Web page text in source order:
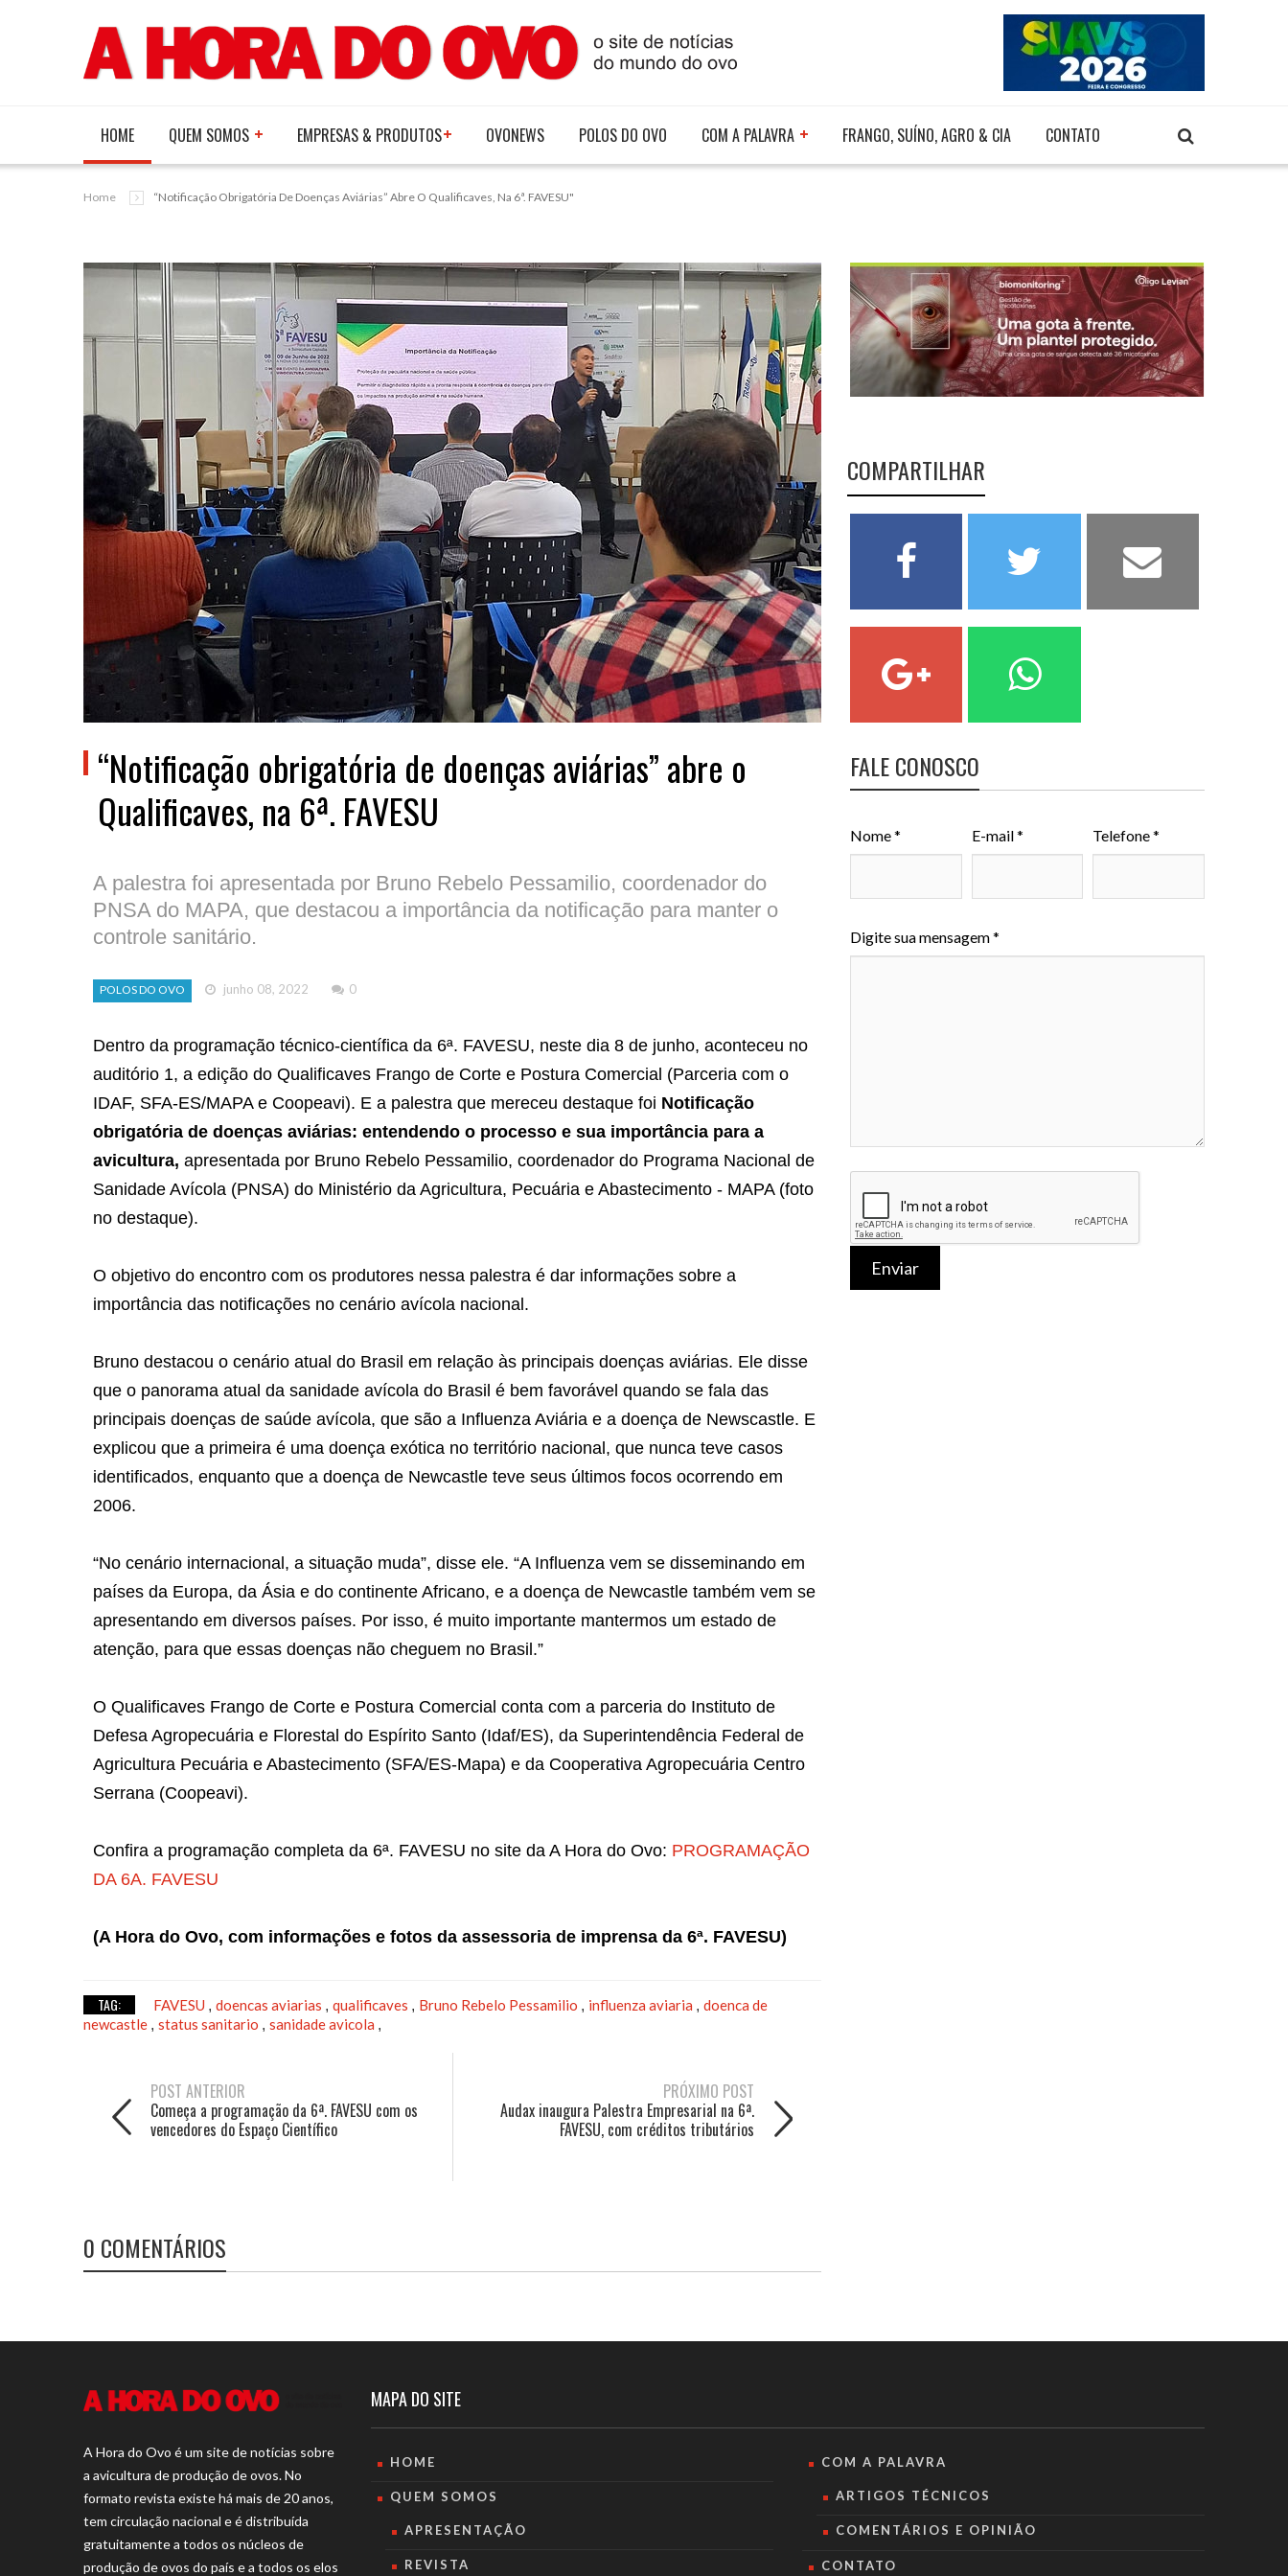
HOME QUEM SOMOS EMPRESAS & PRODUTOS OVONEWS POLOS DO OVO COM A PALAVRA FRANGO, SUÍNO, AGRO & CIA CONTATO
Home “Notificação Obrigatória De Doenças Aviárias” Abre O Qualificaves, Na 6ª. FAVESU"
“Notificação obrigatória de doenças aviárias” abre o
Qualificaves, na 6ª. FAVESU
A palestra foi apresentada por Bruno Rebelo Pessamilio, coordenador do
PNSA do MAPA, que destacou a importância da notificação para manter o
controle sanitário.
POLOS DO OVO junho 08, 2022 0
Dentro da programação técnico-científica da 6ª. FAVESU, neste dia 8 de junho, aconteceu no
auditório 1, a edição do Qualificaves Frango de Corte e Postura Comercial (Parceria com o
IDAF, SFA-ES/MAPA e Coopeavi). E a palestra que mereceu destaque foi Notificação
obrigatória de doenças aviárias: entendendo o processo e sua importância para a
avicultura, apresentada por Bruno Rebelo Pessamilio, coordenador do Programa Nacional de
Sanidade Avícola (PNSA) do Ministério da Agricultura, Pecuária e Abastecimento - MAPA (foto
no destaque).
O objetivo do encontro com os produtores nessa palestra é dar informações sobre a
importância das notificações no cenário avícola nacional.
Bruno destacou o cenário atual do Brasil em relação às principais doenças aviárias. Ele disse
que o panorama atual da sanidade avícola do Brasil é bem favorável quando se fala das
principais doenças de saúde avícola, que são a Influenza Aviária e a doença de Newscastle. E
explicou que a primeira é uma doença exótica no território nacional, que nunca teve casos
identificados, enquanto que a doença de Newcastle teve seus últimos focos ocorrendo em
2006.
“No cenário internacional, a situação muda”, disse ele. “A Influenza vem se disseminando em
países da Europa, da Ásia e do continente Africano, e a doença de Newcastle também vem se
apresentando em diversos países. Por isso, é muito importante mantermos um estado de
atenção, para que essas doenças não cheguem no Brasil.”
O Qualificaves Frango de Corte e Postura Comercial conta com a parceria do Instituto de
Defesa Agropecuária e Florestal do Espírito Santo (Idaf/ES), da Superintendência Federal de
Agricultura Pecuária e Abastecimento (SFA/ES-Mapa) e da Cooperativa Agropecuária Centro
Serrana (Coopeavi).
Confira a programação completa da 6ª. FAVESU no site da A Hora do Ovo: PROGRAMAÇÃO
DA 6A. FAVESU
(A Hora do Ovo, com informações e fotos da assessoria de imprensa da 6ª. FAVESU)
TAG: FAVESU , doencas aviarias , qualificaves , Bruno Rebelo Pessamilio , influenza aviaria , doenca de
newcastle , status sanitario , sanidade avicola ,
POST ANTERIOR
Começa a programação da 6ª. FAVESU com os
vencedores do Espaço Científico
PRÓXIMO POST
Audax inaugura Palestra Empresarial na 6ª.
FAVESU, com créditos tributários
0 COMENTÁRIOS
COMPARTILHAR
FALE CONOSCO
Nome * E-mail * Telefone *
Digite sua mensagem *
Enviar
A Hora do Ovo é um site de notícias sobre
a avicultura de produção de ovos. No
formato revista existe há mais de 20 anos,
tem circulação nacional e é distribuída
gratuitamente a todos os núcleos de
produção de ovos do país e a todos os elos
MAPA DO SITE
HOME
QUEM SOMOS
APRESENTAÇÃO
REVISTA
COM A PALAVRA
ARTIGOS TÉCNICOS
COMENTÁRIOS E OPINIÃO
CONTATO